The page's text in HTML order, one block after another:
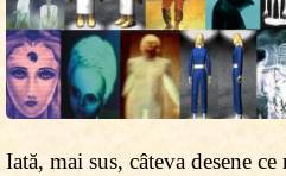
Iată, mai sus, câteva desene